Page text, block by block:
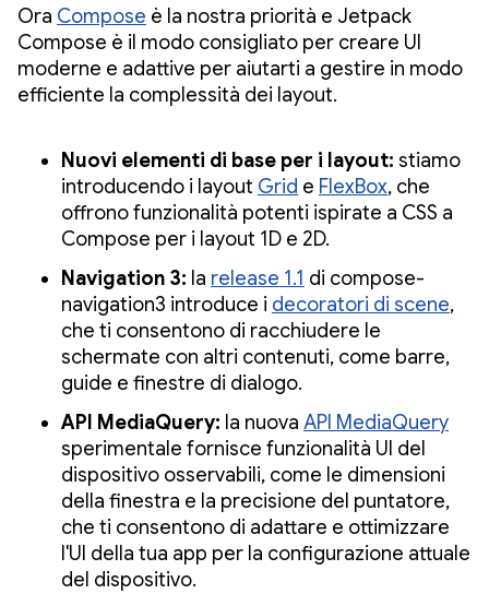
Ora Compose è la nostra priorità e Jetpack
Compose è il modo consigliato per creare UI
moderne e adattive per aiutarti a gestire in modo
efficiente la complessità dei layout.
Nuovi elementi di base per i layout: stiamo
introducendo i layout Grid e FlexBox, che
offrono funzionalità potenti ispirate a CSS a
Compose per i layout 1D e 2D.
Navigation 3: la release 1.1 di compose-
navigation3 introduce i decoratori di scene,
che ti consentono di racchiudere le
schermate con altri contenuti, come barre,
guide e finestre di dialogo.
API MediaQuery: la nuova API MediaQuery
sperimentale fornisce funzionalità UI del
dispositivo osservabili, come le dimensioni
della finestra e la precisione del puntatore,
che ti consentono di adattare e ottimizzare
l'UI della tua app per la configurazione attuale
del dispositivo.